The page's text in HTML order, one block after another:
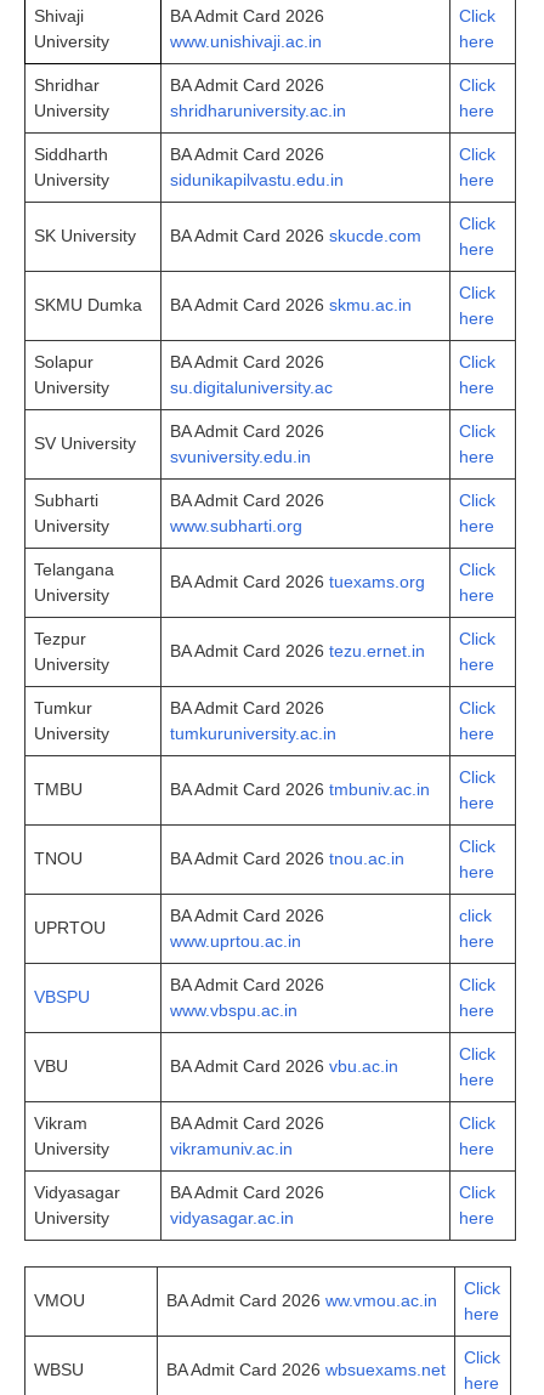
Shivaji
University
BA Admit Card 2026
www.unishivaji.ac.in
Click
here
Shridhar
University
BA Admit Card 2026
shridharuniversity.ac.in
Click
here
Siddharth
University
BA Admit Card 2026
sidunikapilvastu.edu.in
Click
here
SK University BA Admit Card 2026 skucde.com
Click
here
SKMU Dumka BA Admit Card 2026 skmu.ac.in
Click
here
Solapur
University
BA Admit Card 2026
su.digitaluniversity.ac
Click
here
SV University
BA Admit Card 2026
svuniversity.edu.in
Click
here
Subharti
University
BA Admit Card 2026
www.subharti.org
Click
here
Telangana
University
BA Admit Card 2026 tuexams.org
Click
here
Tezpur
University
BA Admit Card 2026 tezu.ernet.in
Click
here
Tumkur
University
BA Admit Card 2026
tumkuruniversity.ac.in
Click
here
TMBU BA Admit Card 2026 tmbuniv.ac.in
Click
here
TNOU BA Admit Card 2026 tnou.ac.in
Click
here
UPRTOU
BA Admit Card 2026
www.uprtou.ac.in
click
here
VBSPU
BA Admit Card 2026
www.vbspu.ac.in
Click
here
VBU BA Admit Card 2026 vbu.ac.in
Click
here
Vikram
University
BA Admit Card 2026
vikramuniv.ac.in
Click
here
Vidyasagar
University
BA Admit Card 2026
vidyasagar.ac.in
Click
here
VMOU BA Admit Card 2026 ww.vmou.ac.in
Click
here
WBSU BA Admit Card 2026 wbsuexams.net
Click
here